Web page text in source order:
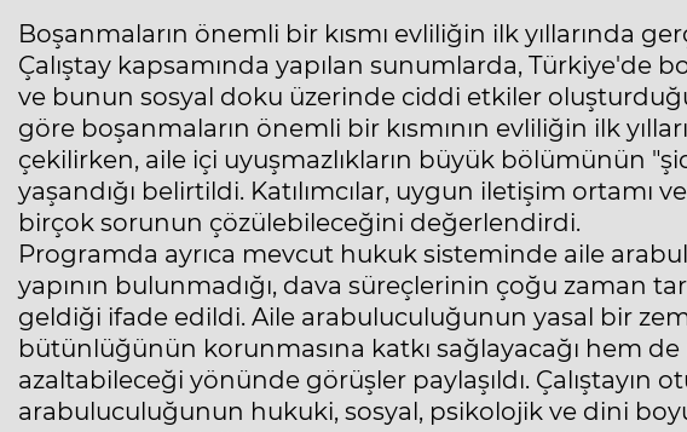
Boşanmaların önemli bir kısmı evliliğin ilk yıllarında
Çalıştay kapsamında yapılan sunumlarda, Türkiye'de
ve bunun sosyal doku üzerinde ciddi etkiler
göre boşanmaların önemli bir kısmının evliliğin ilk
çekilirken, aile içi uyuşmazlıkların büyük bölümünün
yaşandığı belirtildi. Katılımcılar, uygun iletişim ortamı
birçok sorunun çözülebileceğini değerlendirdi.
Programda ayrıca mevcut hukuk sisteminde aile
yapının bulunmadığı, dava süreçlerinin çoğu zaman
geldiği ifade edildi. Aile arabuluculuğunun yasal bir
bütünlüğünün korunmasına katkı sağlayacağı hem
azaltabileceği yönünde görüşler paylaşıldı. Çalıştayın
arabuluculuğunun hukuki, sosyal, psikolojik ve dini